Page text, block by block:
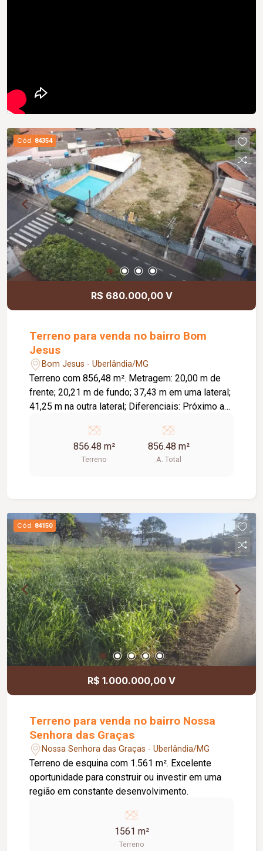
Cód. 84354
R$ 680.000,00 V
Terreno para venda no bairro Bom
Jesus
Bom Jesus - Uberlândia/MG
Terreno com 856,48 m². Metragem: 20,00 m de
frente; 20,21 m de fundo; 37,43 m em uma lateral;
41,25 m na outra lateral; Diferenciais: Próximo a
ou investimento.
856.48 m²
Terreno
856.48 m²
A. Total
Cód. 84150
R$ 1.000.000,00 V
Terreno para venda no bairro Nossa
Senhora das Graças
Nossa Senhora das Graças - Uberlândia/MG
Terreno de esquina com 1.561 m². Excelente
oportunidade para construir ou investir em uma
região em constante desenvolvimento.
1561 m²
Terreno